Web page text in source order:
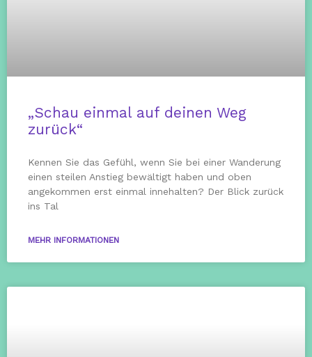
„Schau einmal auf deinen Weg
zurück“
Kennen Sie das Gefühl, wenn Sie bei einer Wanderung
einen steilen Anstieg bewältigt haben und oben
angekommen erst einmal innehalten? Der Blick zurück
ins Tal
MEHR INFORMATIONEN